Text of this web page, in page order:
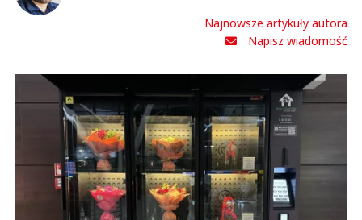
Najnowsze artykuły autora
Napisz wiadomość